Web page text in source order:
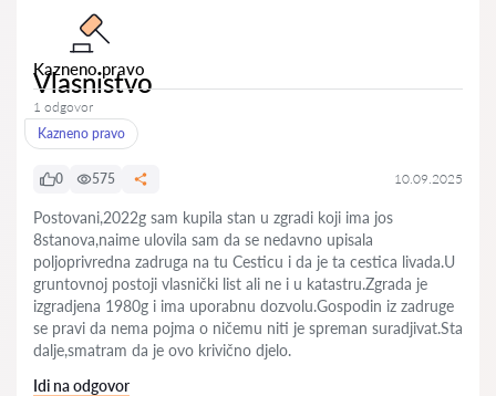
Kazneno pravo
Vlasnistvo
1 odgovor
Kazneno pravo
0 575 10.09.2025
Postovani,2022g sam kupila stan u zgradi koji ima jos
8stanova,naime ulovila sam da se nedavno upisala
poljoprivredna zadruga na tu Cesticu i da je ta cestica livada.U
gruntovnoj postoji vlasnički list ali ne i u katastru.Zgrada je
izgradjena 1980g i ima uporabnu dozvolu.Gospodin iz zadruge
se pravi da nema pojma o ničemu niti je spreman suradjivat.Sta
dalje,smatram da je ovo krivično djelo.
Idi na odgovor